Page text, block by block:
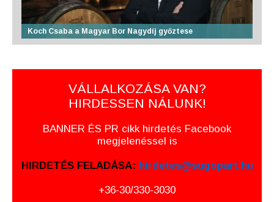
Koch Csaba a Magyar Bor Nagydíj győztese
VÁLLALKOZÁSA VAN?
HIRDESSEN NÁLUNK!
BANNER ÉS PR cikk hirdetés Facebook
megjelenéssel is
HIRDETÉS FELADÁSA: hirdetes@sugopart.hu
+36-30/330-3030